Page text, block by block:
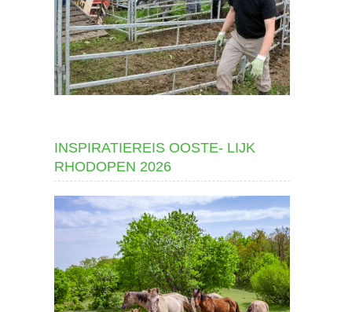
INSPIRATIEREIS OOSTE- LIJK
RHODOPEN 2026